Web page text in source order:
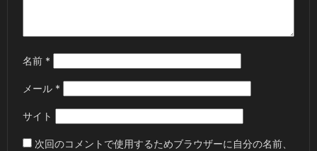
名前 *
メール *
サイト
次回のコメントで使用するためブラウザーに自分の名前、